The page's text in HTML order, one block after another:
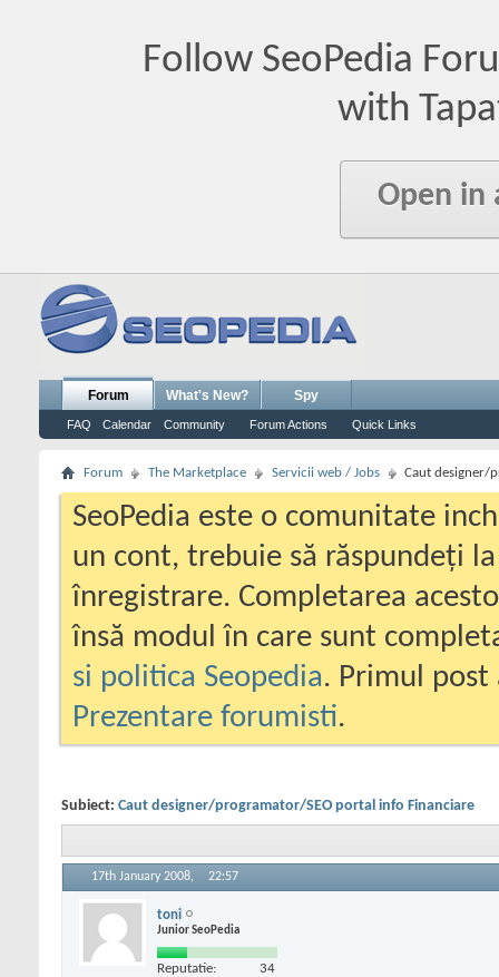
Follow SeoPedia
with
Open in
Forum
FAQ Calendar Community Forum Actions Quick Links
What's New? Spy
Forum The Marketplace Servicii web / Jobs Caut designer/
SeoPedia este o comunitate
un cont, trebuie să răspundeți
înregistrare. Completarea
însă modul în care sunt
si politica Seopedia. Primul
Prezentare forumisti.
Subiect: Caut designer/programator/SEO portal info Financiare
17th January 2008, 22:57
toni
Junior SeoPedia
Reputatie: 34